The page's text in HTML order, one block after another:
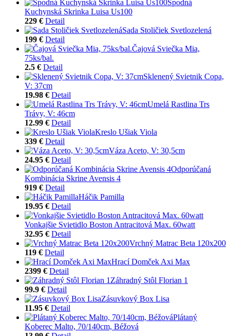
Spodná
Kuchynská Skrinka Luisa Us100
229 € Detail
Sada Stoličiek Svetlozelená
199 € Detail
Čajová Sviečka Mia,
75ks/bal.
2.5 € Detail
Sklenený Svietnik Copa,
V: 37cm
19.98 € Detail
Umelá Rastlina Trs
Trávy, V: 46cm
12.99 € Detail
Kreslo Ušiak Viola
339 € Detail
Váza Aceto, V: 30,5cm
24.95 € Detail
Odporúčaná
Kombinácia Skrine Avensis 4
919 € Detail
Háčik Pamilla
19.95 € Detail
Vonkajšie Svietidlo Boston Antracitová Max. 60watt
32.95 € Detail
Vrchný Matrac Beta 120x200
119 € Detail
Hrací Domček Axi Max
2399 € Detail
Záhradný Stôl Florian 1
99.9 € Detail
Zásuvkový Box Lisa
11.95 € Detail
Plátaný
Koberec Malto, 70/140cm, Béžová